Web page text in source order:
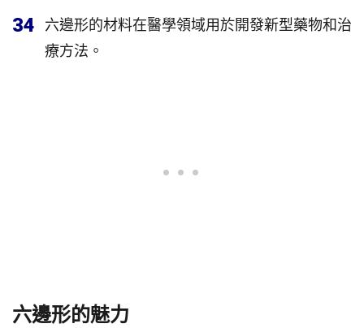
34
六邊形的材料在醫學領域用於開發新型藥物和治
療方法。
六邊形的魅力